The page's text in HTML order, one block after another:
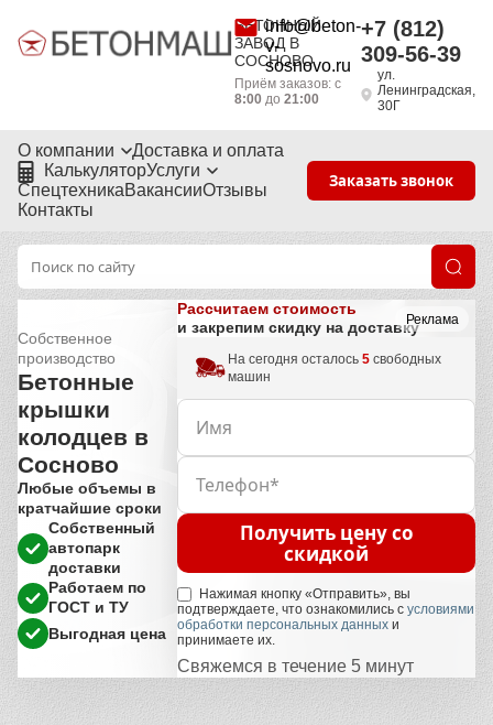
БЕТОННЫЙ
ЗАВОД В
СОСНОВО
info@beton-
v-
sosnovo.ru
Приём заказов: с
8:00 до 21:00
+7 (812)
309-56-39
ул.
Ленинградская,
30Г
О компании
Доставка и оплата
КалькуляторУслуги
СпецтехникаВакансииОтзывы
Контакты
Заказать звонок
Реклама
Собственное
производство
Бетонные
крышки
колодцев в
Сосново
Любые объемы в
кратчайшие сроки
Собственный
автопарк
доставки
Работаем по
ГОСТ и ТУ
Выгодная цена
Рассчитаем стоимость
и закрепим скидку на доставку
На сегодня осталось5 свободных
машин
Получить цену со
скидкой
Нажимая кнопку «Отправить», вы
подтверждаете, что ознакомились сусловиями
обработки персональных данных и
принимаете их.
Свяжемся в течение 5 минут